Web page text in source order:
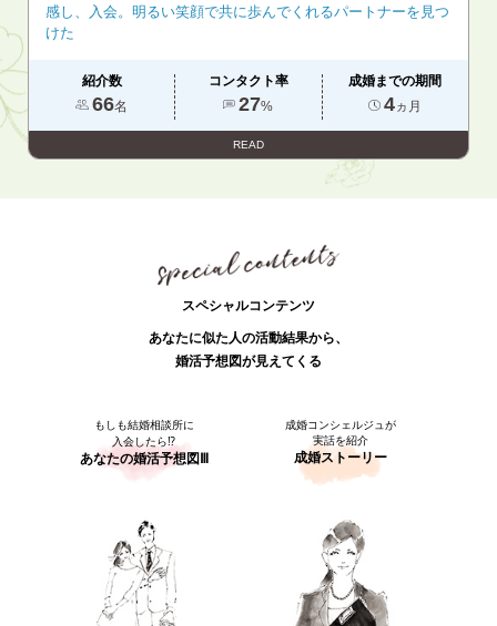
感し、入会。明るい笑顔で共に歩んでくれるパートナーを見つ
けた
紹介数
66名
コンタクト率
27%
成婚までの期間
4ヵ月
READ
スペシャルコンテンツ
あなたに似た人の活動結果から、
婚活予想図が見えてくる
もしも結婚相談所に
入会したら⁉
あなたの婚活予想図Ⅲ
成婚コンシェルジュが
実話を紹介
成婚ストーリー